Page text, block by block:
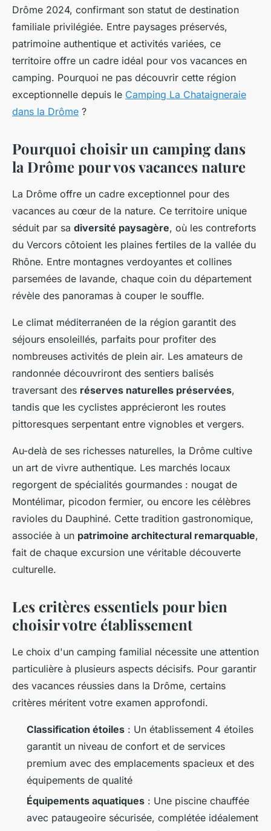
Drôme 2024, confirmant son statut de destination
familiale privilégiée. Entre paysages préservés,
patrimoine authentique et activités variées, ce
territoire offre un cadre idéal pour vos vacances en
camping. Pourquoi ne pas découvrir cette région
exceptionnelle depuis le Camping La Chataigneraie
dans la Drôme ?
Pourquoi choisir un camping dans
la Drôme pour vos vacances nature
La Drôme offre un cadre exceptionnel pour des
vacances au cœur de la nature. Ce territoire unique
séduit par sa diversité paysagère, où les contreforts
du Vercors côtoient les plaines fertiles de la vallée du
Rhône. Entre montagnes verdoyantes et collines
parsemées de lavande, chaque coin du département
révèle des panoramas à couper le souffle.
Le climat méditerranéen de la région garantit des
séjours ensoleillés, parfaits pour profiter des
nombreuses activités de plein air. Les amateurs de
randonnée découvriront des sentiers balisés
traversant des réserves naturelles préservées,
tandis que les cyclistes apprécieront les routes
pittoresques serpentant entre vignobles et vergers.
Au-delà de ses richesses naturelles, la Drôme cultive
un art de vivre authentique. Les marchés locaux
regorgent de spécialités gourmandes : nougat de
Montélimar, picodon fermier, ou encore les célèbres
ravioles du Dauphiné. Cette tradition gastronomique,
associée à un patrimoine architectural remarquable,
fait de chaque excursion une véritable découverte
culturelle.
Les critères essentiels pour bien
choisir votre établissement
Le choix d'un camping familial nécessite une attention
particulière à plusieurs aspects décisifs. Pour garantir
des vacances réussies dans la Drôme, certains
critères méritent votre examen approfondi.
Classification étoiles : Un établissement 4 étoiles
garantit un niveau de confort et de services
premium avec des emplacements spacieux et des
équipements de qualité
Équipements aquatiques : Une piscine chauffée
avec pataugeoire sécurisée, complétée idéalement